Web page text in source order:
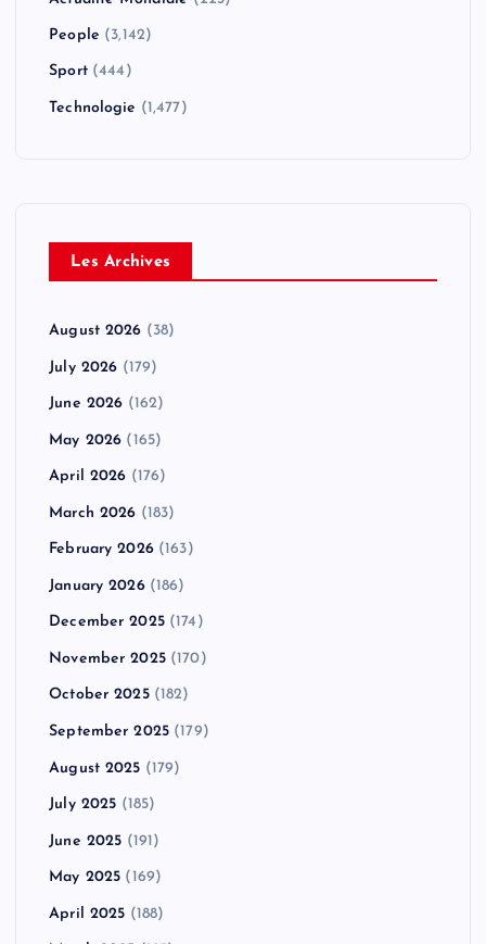
People (3,142)
Sport(444)
Technologie (1,477)
Les Archives
August 2026 (38)
July 2026 (179)
June 2026 (162)
May 2026 (165)
April 2026 (176)
March 2026 (183)
February 2026(163)
January 2026(186)
December 2025(174)
November 2025(170)
October 2025(182)
September 2025 (179)
August 2025 (179)
July 2025 (185)
June 2025 (191)
May 2025 (169)
April 2025 (188)